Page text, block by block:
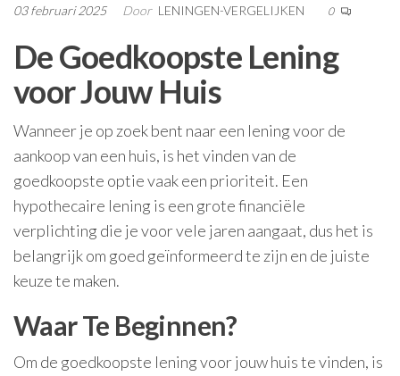
03 februari 2025 Door LENINGEN-VERGELIJKEN 0
De Goedkoopste Lening
voor Jouw Huis
Wanneer je op zoek bent naar een lening voor de
aankoop van een huis, is het vinden van de
goedkoopste optie vaak een prioriteit. Een
hypothecaire lening is een grote financiële
verplichting die je voor vele jaren aangaat, dus het is
belangrijk om goed geïnformeerd te zijn en de juiste
keuze te maken.
Waar Te Beginnen?
Om de goedkoopste lening voor jouw huis te vinden, is